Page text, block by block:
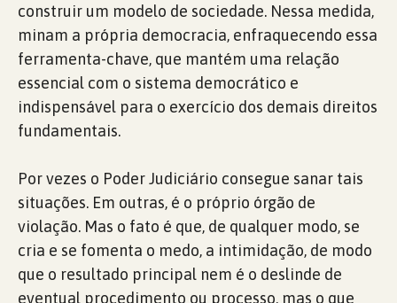
construir um modelo de sociedade. Nessa medida,
minam a própria democracia, enfraquecendo essa
ferramenta-chave, que mantém uma relação
essencial com o sistema democrático e
indispensável para o exercício dos demais direitos
fundamentais.
Por vezes o Poder Judiciário consegue sanar tais
situações. Em outras, é o próprio órgão de
violação. Mas o fato é que, de qualquer modo, se
cria e se fomenta o medo, a intimidação, de modo
que o resultado principal nem é o deslinde de
eventual procedimento ou processo, mas o que